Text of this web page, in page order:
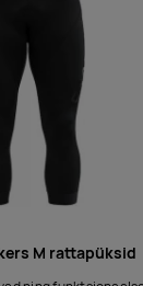
M rattapüksid